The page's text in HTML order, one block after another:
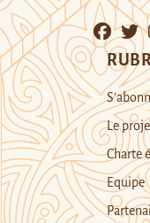
Le
Charte
Equipe